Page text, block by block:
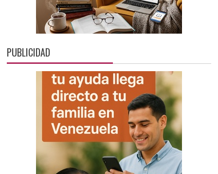
PUBLICIDAD